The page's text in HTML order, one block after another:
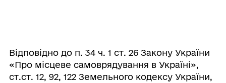
Відповідно до п. 34 ч. 1 ст. 26 Закону України
«Про місцеве самоврядування в Україні»,
ст.ст. 12, 92, 122 Земельного кодексу України,